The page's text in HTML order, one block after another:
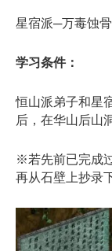
星宿派─万毒蚀骨
学习条件：
恒山派弟子和星
后，在华山后山
※若先前已完成
再从石壁上抄录